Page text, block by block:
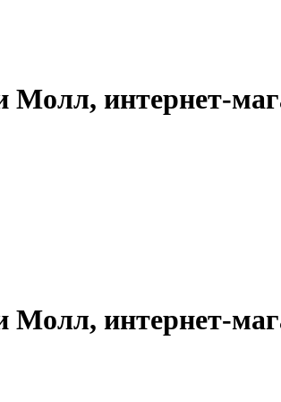
Молл, интернет-
Молл, интернет-